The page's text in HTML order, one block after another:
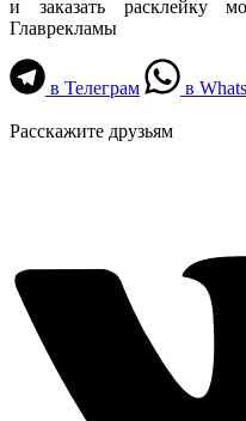
и заказать расклейку
Главрекламы
в Телеграм в
Расскажите друзьям